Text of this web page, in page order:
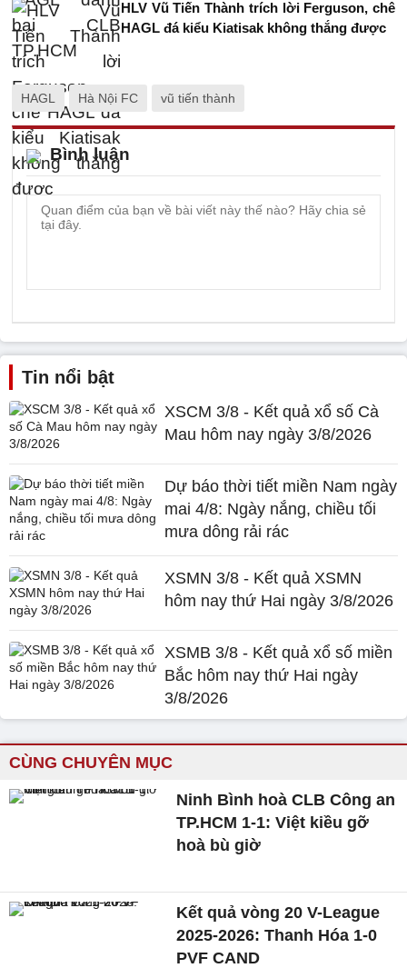
HLV Vũ Tiến Thành trích lời Ferguson, chê
HAGL đá kiểu Kiatisak không thắng được
HAGL Hà Nội FC vũ tiến thành
Bình luận
Tin nổi bật
XSCM 3/8 - Kết quả xổ số Cà
Mau hôm nay ngày 3/8/2026
Dự báo thời tiết miền Nam ngày
mai 4/8: Ngày nắng, chiều tối
mưa dông rải rác
XSMN 3/8 - Kết quả XSMN
hôm nay thứ Hai ngày 3/8/2026
XSMB 3/8 - Kết quả xổ số miền
Bắc hôm nay thứ Hai ngày
3/8/2026
CÙNG CHUYÊN MỤC
Ninh Bình hoà CLB Công an
TP.HCM 1-1: Việt kiều gỡ
hoà bù giờ
Kết quả vòng 20 V-League
2025-2026: Thanh Hóa 1-0
PVF CAND